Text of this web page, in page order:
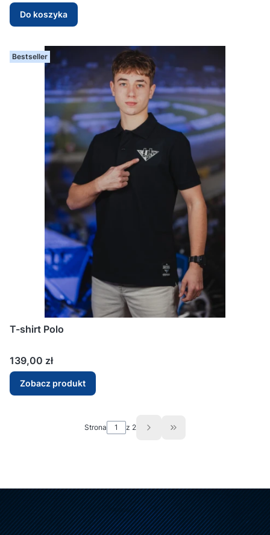
Do koszyka
Bestseller
T-shirt Polo
Cena
139,00 zł
Zobacz produkt
Strona z 2 Przejdź do ostatniej